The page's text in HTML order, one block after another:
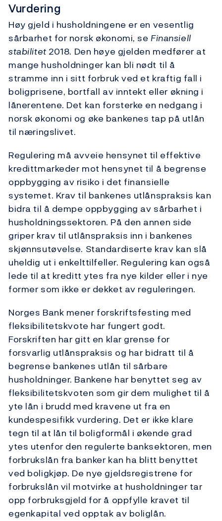
Vurdering
Høy gjeld i husholdningene er en vesentlig
sårbarhet for norsk økonomi, se Finansiell
stabilitet 2018. Den høye gjelden medfører at
mange husholdninger kan bli nødt til å
stramme inn i sitt forbruk ved et kraftig fall i
boligprisene, bortfall av inntekt eller økning i
lånerentene. Det kan forsterke en nedgang i
norsk økonomi og øke bankenes tap på utlån
til næringslivet.
Regulering må avveie hensynet til effektive
kredittmarkeder mot hensynet til å begrense
oppbygging av risiko i det finansielle
systemet. Krav til bankenes utlånspraksis kan
bidra til å dempe oppbygging av sårbarhet i
husholdningssektoren. På den annen side
griper krav til utlånspraksis inn i bankenes
skjønnsutøvelse. Standardiserte krav kan slå
uheldig ut i enkelttilfeller. Regulering kan også
lede til at kreditt ytes fra nye kilder eller i nye
former som ikke er dekket av reguleringen.
Norges Bank mener forskriftsfesting med
fleksibilitetskvote har fungert godt.
Forskriften har gitt en klar grense for
forsvarlig utlånspraksis og har bidratt til å
begrense bankenes utlån til sårbare
husholdninger. Bankene har benyttet seg av
fleksibilitetskvoten som gir dem mulighet til å
yte lån i brudd med kravene ut fra en
kundespesifikk vurdering. Det er ikke klare
tegn til at lån til boligformål i økende grad
ytes utenfor den regulerte banksektoren, men
forbrukslån fra banker kan ha blitt benyttet
ved boligkjøp. De nye gjeldsregistrene for
forbrukslån vil motvirke at husholdninger tar
opp forbruksgjeld for å oppfylle kravet til
egenkapital ved opptak av boliglån.